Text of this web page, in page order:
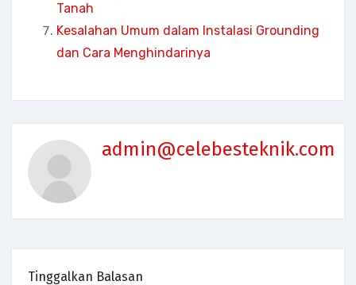
Tanah
Kesalahan Umum dalam Instalasi Grounding
dan Cara Menghindarinya
admin@celebesteknik.com
Tinggalkan Balasan